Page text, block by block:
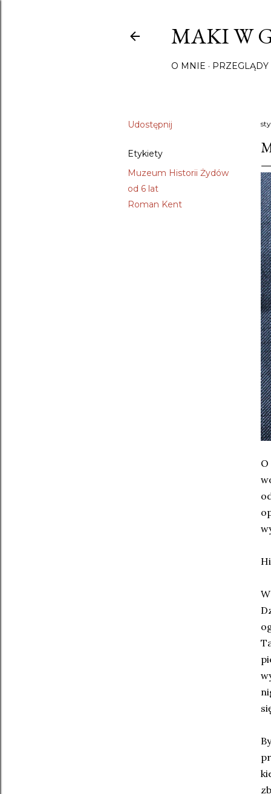
MAKI W
O MNIE PRZEGLĄDY
Udostępnij
Etykiety
Muzeum Historii Żydów
od 6 lat
Roman Kent